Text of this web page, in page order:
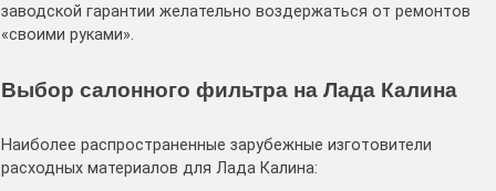
заводской гарантии желательно воздержаться от ремонтов
«своими руками».
Выбор салонного фильтра на Лада Калина
Наиболее распространенные зарубежные изготовители
расходных материалов для Лада Калина: